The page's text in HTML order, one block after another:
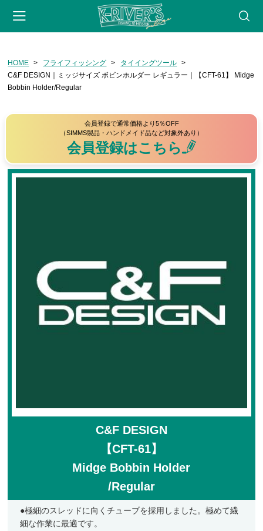
会員登録 マイページ カート webサイト
CATEGORY
フライフィッシング
リール
フライ（完成品）
フライケース
フライマテリアル
マテリアル
管釣りルアー
ランディングネット
HOME フライフィッシング
タイイングツール
C&F DESIGN｜ミッジサイズ ボビンホルダー レギュラー｜【CFT-61】 Midge
Bobbin Holder/Regular
会員登録で通常価格より5％OFF
（SIMMS製品・ハンドメイド品など対象外あり）
会員登録はこちら
C&F DESIGN
【CFT-61】
Midge Bobbin Holder
/Regular
●極細のスレッドに向くチューブを採用しました。極めて繊
細な作業に最適です。